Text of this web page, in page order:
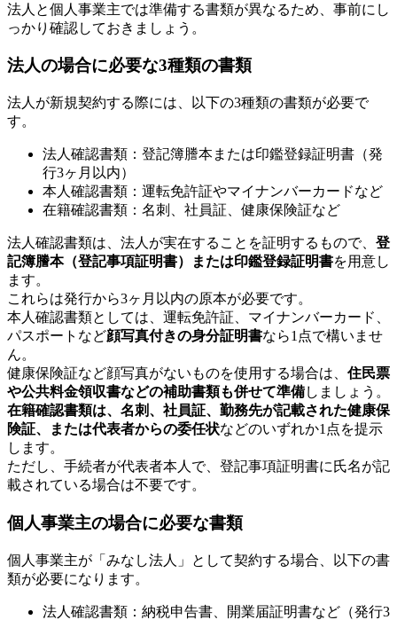
法人と個人事業主では準備する書類が異なるため、事前にし
っかり確認しておきましょう。
法人の場合に必要な3種類の書類
法人が新規契約する際には、以下の3種類の書類が必要で
す。
法人確認書類：登記簿謄本または印鑑登録証明書（発
行3ヶ月以内）
本人確認書類：運転免許証やマイナンバーカードなど
在籍確認書類：名刺、社員証、健康保険証など
法人確認書類は、法人が実在することを証明するもので、 登
記簿謄本（登記事項証明書）または印鑑登録証明書を用意し
ます。
これらは発行から3ヶ月以内の原本が必要です。
本人確認書類としては、運転免許証、マイナンバーカード、
パスポートなど顔写真付きの身分証明書なら1点で構いませ
ん。
健康保険証など顔写真がないものを使用する場合は、 住民票
や公共料金領収書などの補助書類も併せて準備しましょう。
在籍確認書類は、名刺、社員証、勤務先が記載された健康保
険証、または代表者からの委任状などのいずれか1点を提示
します。
ただし、手続者が代表者本人で、登記事項証明書に氏名が記
載されている場合は不要です。
個人事業主の場合に必要な書類
個人事業主が「みなし法人」として契約する場合、以下の書
類が必要になります。
法人確認書類：納税申告書、開業届証明書など（発行3